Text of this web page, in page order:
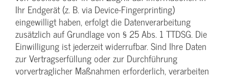
Ihr Endgerät (z. B. via Device-Fingerprinting)
eingewilligt haben, erfolgt die Datenverarbeitung
zusätzlich auf Grundlage von § 25 Abs. 1 TTDSG. Die
Einwilligung ist jederzeit widerrufbar. Sind Ihre Daten
zur Vertragserfüllung oder zur Durchführung
vorvertraglicher Maßnahmen erforderlich, verarbeiten